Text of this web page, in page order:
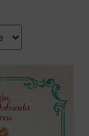
que aquí se
de
con
de su